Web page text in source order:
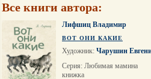
Все книги автора:
Лифшиц Владимир
ВОТ ОНИ КАКИЕ
Художник: Чарушин
Серия: Любимая мамина
книжка